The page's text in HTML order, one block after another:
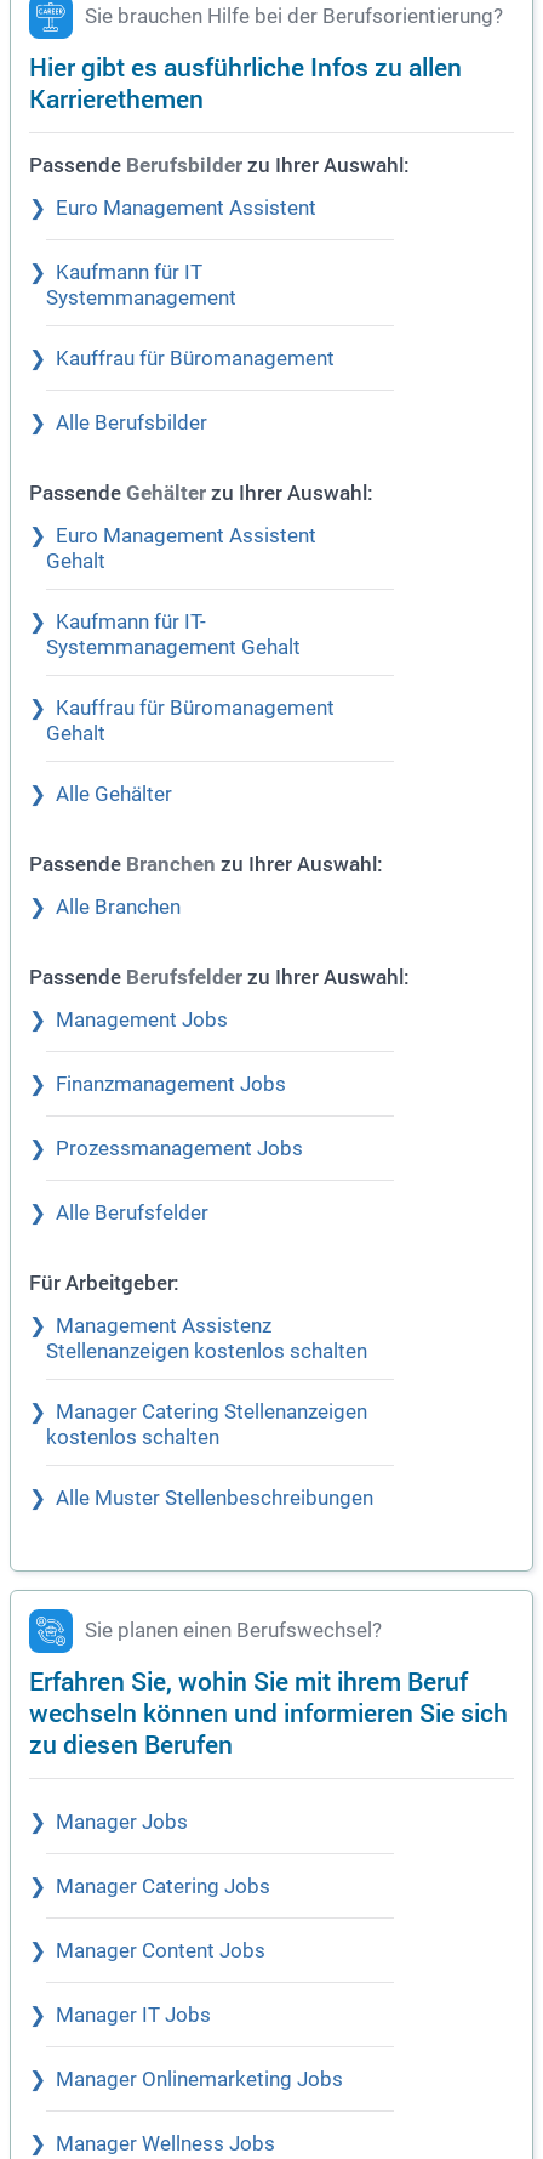
Sie brauchen Hilfe bei der Berufsorientierung?
Hier gibt es ausführliche Infos zu allen
Karrierethemen
Passende Berufsbilder zu Ihrer Auswahl:
Euro Management Assistent
Kaufmann für IT
Systemmanagement
Kauffrau für Büromanagement
Alle Berufsbilder
Passende Gehälter zu Ihrer Auswahl:
Euro Management Assistent
Gehalt
Kaufmann für IT-
Systemmanagement Gehalt
Kauffrau für Büromanagement
Gehalt
Alle Gehälter
Passende Branchen zu Ihrer Auswahl:
Alle Branchen
Passende Berufsfelder zu Ihrer Auswahl:
Management Jobs
Finanzmanagement Jobs
Prozessmanagement Jobs
Alle Berufsfelder
Für Arbeitgeber:
Management Assistenz
Stellenanzeigen kostenlos schalten
Manager Catering Stellenanzeigen
kostenlos schalten
Alle Muster Stellenbeschreibungen
Sie planen einen Berufswechsel?
Erfahren Sie, wohin Sie mit ihrem Beruf
wechseln können und informieren Sie sich
zu diesen Berufen
Manager Jobs
Manager Catering Jobs
Manager Content Jobs
Manager IT Jobs
Manager Onlinemarketing Jobs
Manager Wellness Jobs